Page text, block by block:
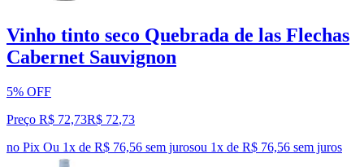
Vinho tinto seco Quebrada de las Flechas
Cabernet Sauvignon
5% OFF
Preço R$ 72,73R$ 72,73
no Pix Ou 1x de R$ 76,56 sem jurosou 1x de R$ 76,56 sem juros